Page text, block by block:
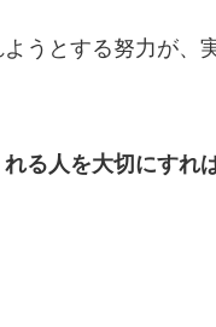
うとする努力が、
る人を大切にすれ